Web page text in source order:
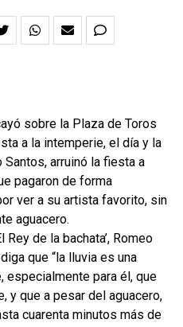
sobre la Plaza de Toros
a la intemperie, el día y la
arruinó la fiesta a
pagaron de forma
ver a su artista favorito, sin
aguacero.
Rey de la bachata’, Romeo
que “la lluvia es una
especialmente para él, que
y que a pesar del aguacero,
cuarenta minutos más de